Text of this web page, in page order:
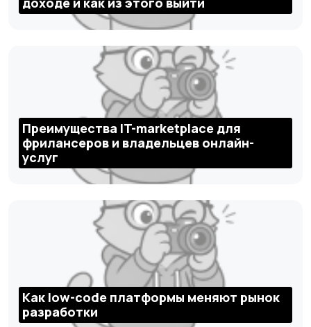
Преимущества IT-marketplace для
фрилансеров и владельцев онлайн-
услуг
Как low-code платформы меняют рынок
разработки